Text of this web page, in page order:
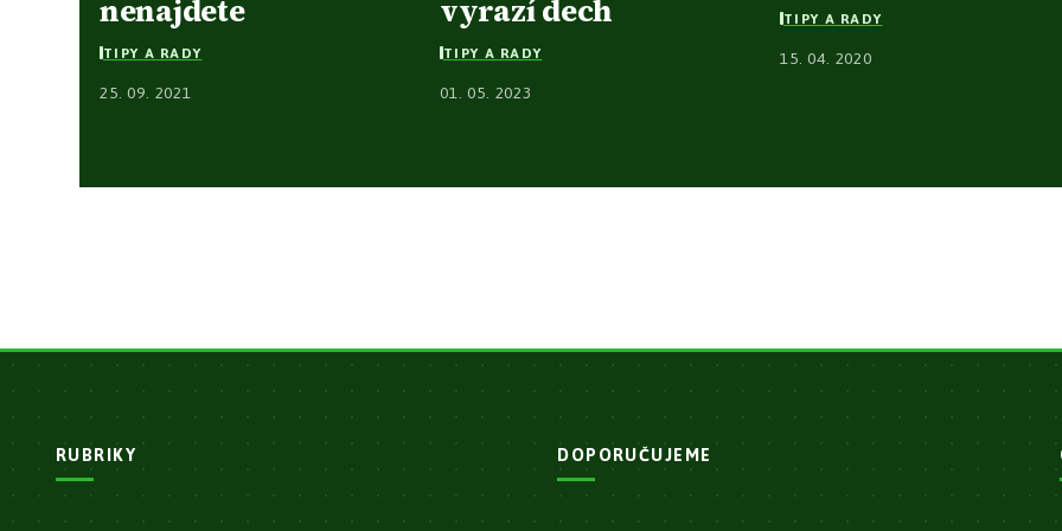
nenajdete
TIPY A RADY
25. 09. 2021
vyrazí dech
TIPY A RADY
01. 05. 2023
TIPY A RADY
15. 04. 2020
RUBRIKY DOPORUČUJEME